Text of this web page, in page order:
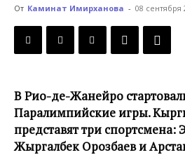
Кыргызстана
От Каминат Имирханова - 08 сентября
В Рио-де-Жанейро
Паралимпийские игры.
представят три спортсмена:
Жыргалбек Орозбаев и